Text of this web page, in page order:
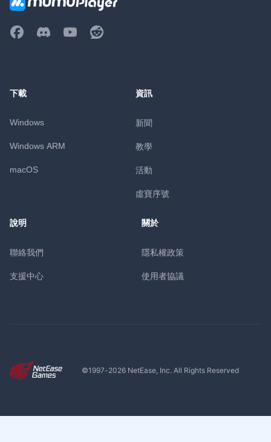
下載
Windows
Windows ARM
macOS
資訊
新聞
教學
活動
虛寶序號
說明
聯絡我們
支援中心
關於
隱私權政策
使用者協議
©1997-2026NetEase, Inc. All Rights Reserved